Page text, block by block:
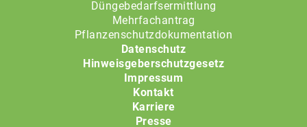
Düngebedarfsermittlung
Mehrfachantrag
Pflanzenschutzdokumentation
Datenschutz
Hinweisgeberschutzgesetz
Impressum
Kontakt
Karriere
Presse